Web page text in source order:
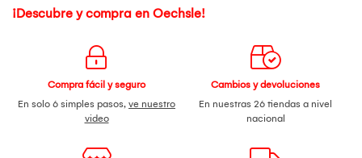
¡Descubre y compra en Oechsle!
Compra fácil y seguro
En solo 6 simples pasos, ve nuestro
video
Cambios y devoluciones
En nuestras 26 tiendas a nivel
nacional